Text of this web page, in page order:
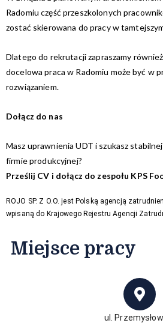
Radomiu część przeszkolonych
zostać skierowana do pracy w
Dlatego do rekrutacji zapraszamy
docelowa praca w Radomiu może być w
rozwiązaniem.
Dołącz do nas
Masz uprawnienia UDT i szukasz
firmie produkcyjnej?
Prześlij CV i dołącz do zespołu KPS
ROJO SP. Z O.O. jest Polską agencją
wpisaną do Krajowego Rejestru Agencji
Miejsce pracy
ul.